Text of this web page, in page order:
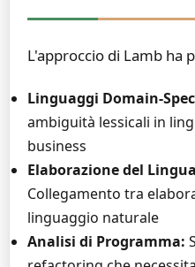
L'approccio di Lamb ha
Linguaggi Domain-
ambiguità lessicali in
business
Elaborazione del
Collegamento tra
linguaggio naturale
Analisi di Programma: